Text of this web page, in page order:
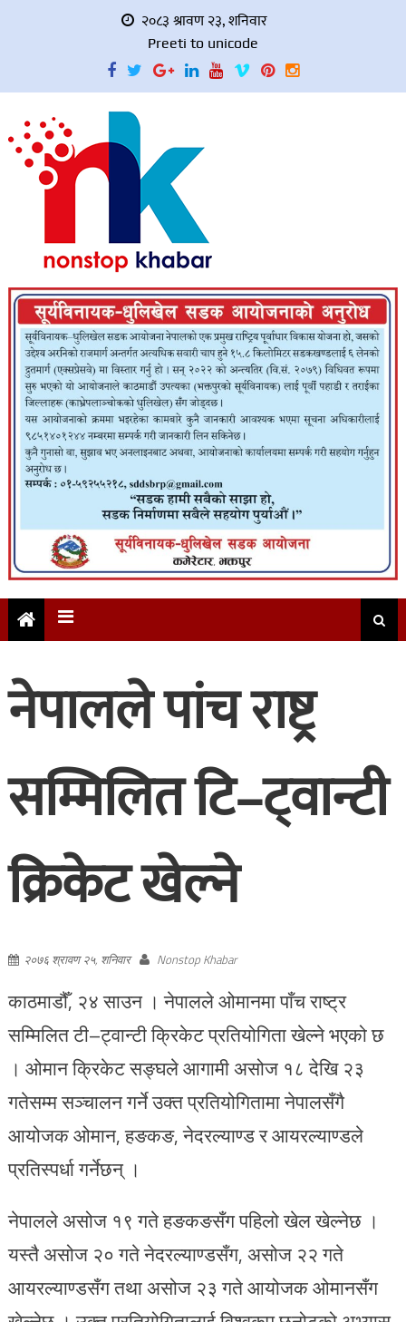
२०८३ श्रावण २३, शनिवार
Preeti to unicode
नेपालले पांच राष्ट्र
सम्मिलित टि–ट्वान्टी
क्रिकेट खेल्ने
२०७६ श्रावण २५, शनिवार Nonstop Khabar
काठमाडौँ, २४ साउन । नेपालले ओमानमा पाँच राष्ट्र
सम्मिलित टी–ट्वान्टी क्रिकेट प्रतियोगिता खेल्ने भएको छ
। ओमान क्रिकेट सङ्घले आगामी असोज १८ देखि २३
गतेसम्म सञ्चालन गर्ने उक्त प्रतियोगितामा नेपालसँगै
आयोजक ओमान, हङकङ, नेदरल्याण्ड र आयरल्याण्डले
प्रतिस्पर्धा गर्नेछन् ।
नेपालले असोज १९ गते हङकङसँग पहिलो खेल खेल्नेछ ।
यस्तै असोज २० गते नेदरल्याण्डसँग, असोज २२ गते
आयरल्याण्डसँग तथा असोज २३ गते आयोजक ओमानसँग